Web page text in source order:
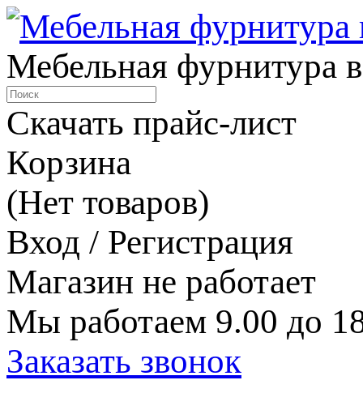
Мебельная фурнитура
Скачать прайс-лист
Корзина
(Нет товаров)
Вход / Регистрация
Магазин не работает
Мы работаем 9.00 до
Заказать звонок